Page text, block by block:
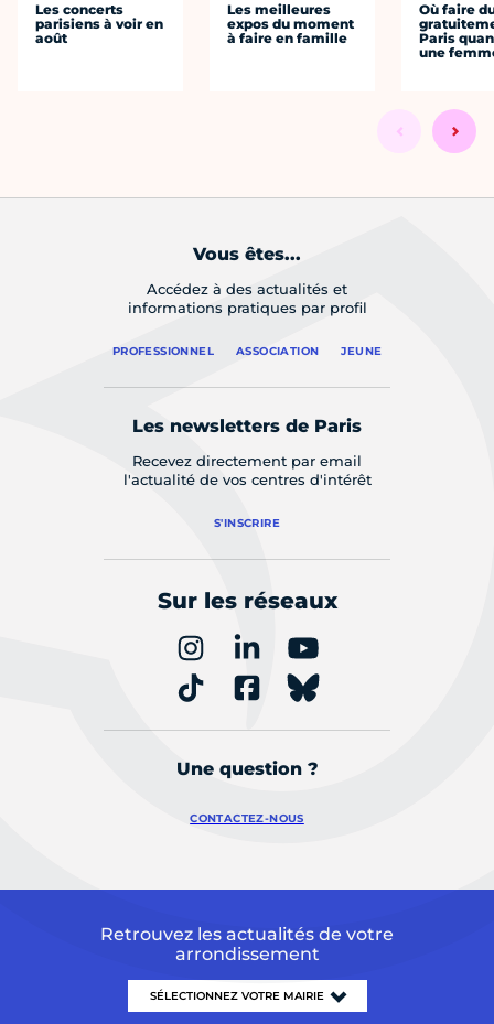
Les concerts
parisiens à voir en
août
Les meilleures
expos du moment
à faire en famille
Où faire
Paris
une
Vous êtes...
Accédez à des actualités et
informations pratiques par profil
PROFESSIONNEL ASSOCIATION JEUNE
Les newsletters de Paris
Recevez directement par email
l'actualité de vos centres d'intérêt
S'INSCRIRE
Sur les réseaux
Une question ?
CONTACTEZ-NOUS
Retrouvez les actualités de votre
arrondissement